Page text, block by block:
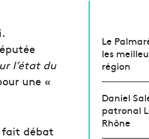
l’état du
une «
fait débat
Le
les
région
Daniel
patronal
Rhône